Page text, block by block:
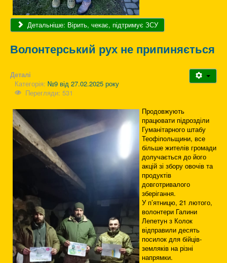
Детальніше: Вірить, чекає, підтримує ЗСУ
Волонтерський рух не припиняється
Деталі
Категорія: №9 від 27.02.2025 року
Перегляди: 531
Продовжують
працювати підрозділи
Гуманітарного штабу
Теофіпольщини, все
більше жителів громади
долучається до його
акцій зі збору овочів та
продуктів
довготривалого
зберігання.
У п’ятницю, 21 лютого,
волонтери Галини
Лепетун з Колок
відправили десять
посилок для бійців-
земляків на різні
напрямки.